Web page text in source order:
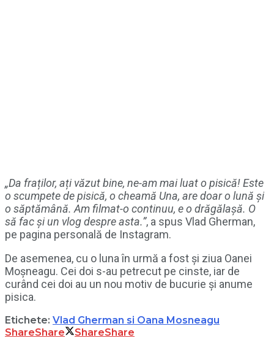
„Da fraților, ați văzut bine, ne-am mai luat o pisică! Este
o scumpete de pisică, o cheamă Una, are doar o lună și
o săptămână. Am filmat-o continuu, e o drăgălașă. O
să fac și un vlog despre asta.”, a spus Vlad Gherman,
pe pagina personală de Instagram.
De asemenea, cu o luna în urmă a fost și ziua Oanei
Moșneagu. Cei doi s-au petrecut pe cinste, iar de
curând cei doi au un nou motiv de bucurie și anume
pisica.
Etichete: Vlad Gherman si Oana Mosneagu
ShareShare ShareShare